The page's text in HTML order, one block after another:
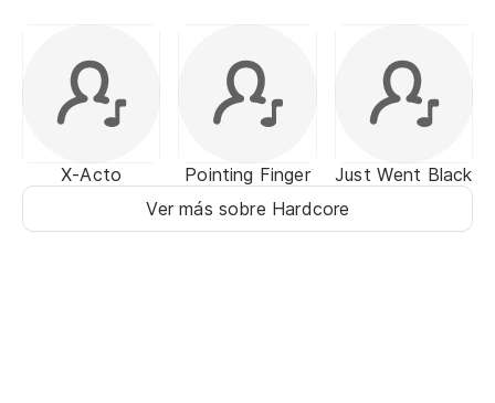
X-Acto Pointing Finger
Just Went Black
Ver más sobre Hardcore